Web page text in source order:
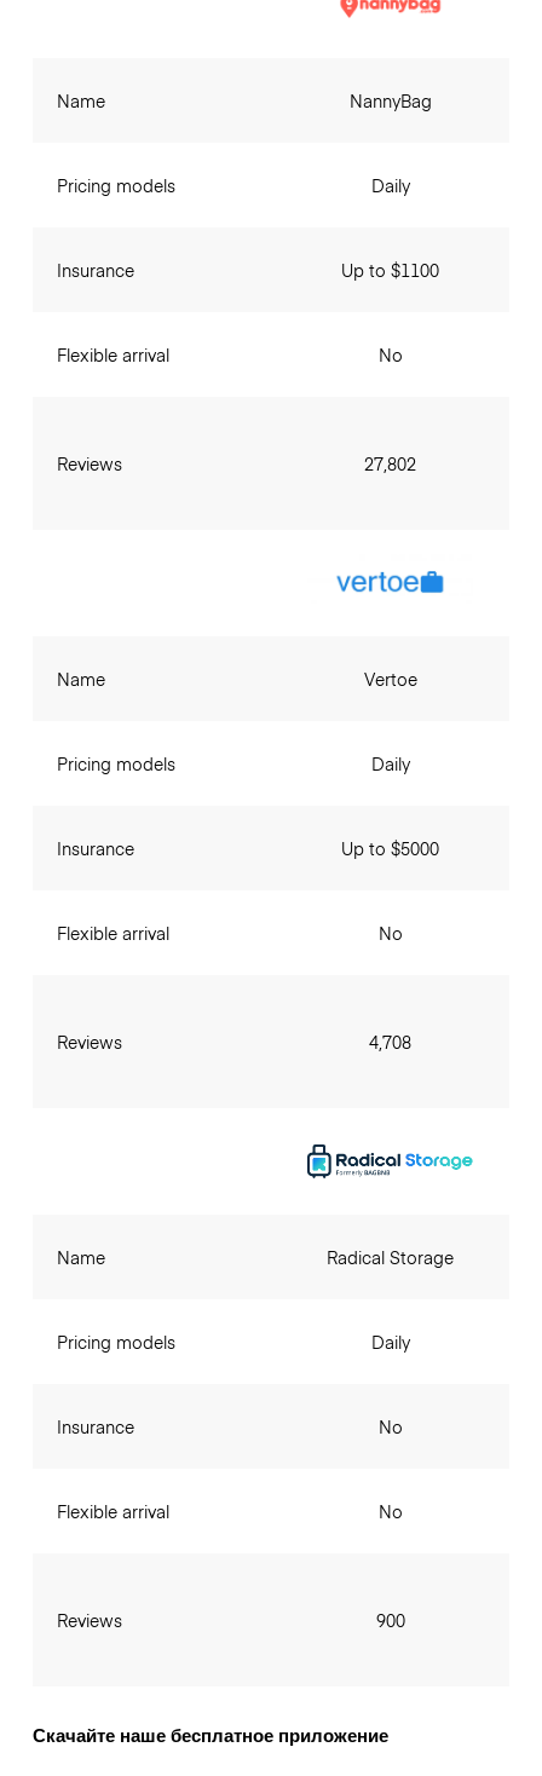
Name
Pricing models
Insurance
Flexible arrival
Reviews
NannyBag
Daily
Up to $1100
No
27,802
Name
Pricing models
Insurance
Flexible arrival
Reviews
Vertoe
Daily
Up to $5000
No
4,708
Name
Pricing models
Insurance
Flexible arrival
Reviews
Radical Storage
Daily
No
No
900
Скачайте наше бесплатное приложение